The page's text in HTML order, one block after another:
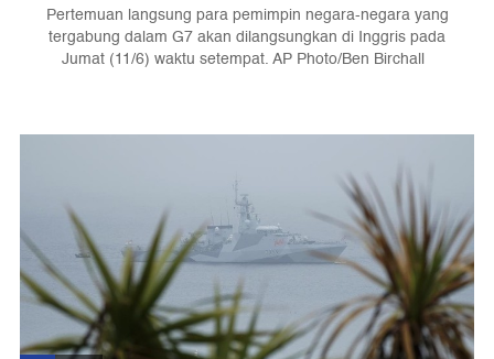
Pertemuan langsung para pemimpin negara-negara yang
tergabung dalam G7 akan dilangsungkan di Inggris pada
Jumat (11/6) waktu setempat. AP Photo/Ben Birchall